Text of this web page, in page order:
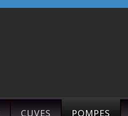
CUVES POMPES